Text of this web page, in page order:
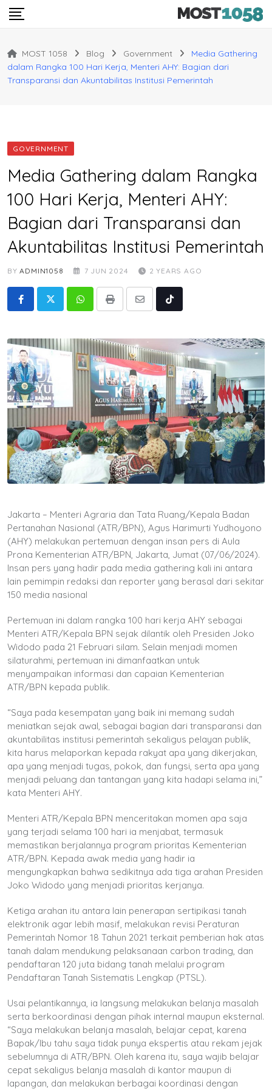
Skip
MOST 1058 Blog Government
Media Gathering
dalam Rangka 100 Hari Kerja, Menteri AHY: Bagian dari
Transparansi dan Akuntabilitas Institusi Pemerintah
GOVERNMENT
Media Gathering dalam Rangka
100 Hari Kerja, Menteri AHY:
Bagian dari Transparansi dan
Akuntabilitas Institusi Pemerintah
BYADMIN1058 7 JUN 2024 2 YEARS AGO
WhatsappPrint
Share
Tiktok
Jakarta – Menteri Agraria dan Tata Ruang/Kepala Badan
Pertanahan Nasional (ATR/BPN), Agus Harimurti Yudhoyono
(AHY) melakukan pertemuan dengan insan pers di Aula
Prona Kementerian ATR/BPN, Jakarta, Jumat (07/06/2024).
Insan pers yang hadir pada media gathering kali ini antara
lain pemimpin redaksi dan reporter yang berasal dari sekitar
150 media nasional
Pertemuan ini dalam rangka 100 hari kerja AHY sebagai
Menteri ATR/Kepala BPN sejak dilantik oleh Presiden Joko
Widodo pada 21 Februari silam. Selain menjadi momen
silaturahmi, pertemuan ini dimanfaatkan untuk
menyampaikan informasi dan capaian Kementerian
ATR/BPN kepada publik.
“Saya pada kesempatan yang baik ini memang sudah
meniatkan sejak awal, sebagai bagian dari transparansi dan
akuntabilitas institusi pemerintah sekaligus pelayan publik,
kita harus melaporkan kepada rakyat apa yang dikerjakan,
apa yang menjadi tugas, pokok, dan fungsi, serta apa yang
menjadi peluang dan tantangan yang kita hadapi selama ini,”
kata Menteri AHY.
Menteri ATR/Kepala BPN menceritakan momen apa saja
yang terjadi selama 100 hari ia menjabat, termasuk
memastikan berjalannya program prioritas Kementerian
ATR/BPN. Kepada awak media yang hadir ia
mengungkapkan bahwa sedikitnya ada tiga arahan Presiden
Joko Widodo yang menjadi prioritas kerjanya.
Ketiga arahan itu antara lain penerapan sertipikasi tanah
elektronik agar lebih masif, melakukan revisi Peraturan
Pemerintah Nomor 18 Tahun 2021 terkait pemberian hak atas
tanah dalam mendukung pelaksanaan carbon trading, dan
pendaftaran 120 juta bidang tanah melalui program
Pendaftaran Tanah Sistematis Lengkap (PTSL).
Usai pelantikannya, ia langsung melakukan belanja masalah
serta berkoordinasi dengan pihak internal maupun eksternal.
“Saya melakukan belanja masalah, belajar cepat, karena
Bapak/Ibu tahu saya tidak punya ekspertis atau rekam jejak
sebelumnya di ATR/BPN. Oleh karena itu, saya wajib belajar
cepat sekaligus belanja masalah di kantor maupun di
lapangan, dan melakukan berbagai koordinasi dengan